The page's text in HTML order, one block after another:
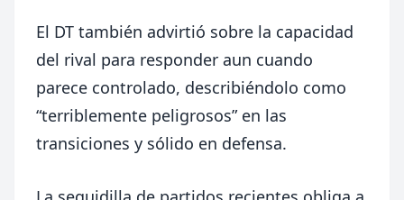
El DT también advirtió sobre la capacidad
del rival para responder aun cuando
parece controlado, describiéndolo como
“terriblemente peligrosos” en las
transiciones y sólido en defensa.